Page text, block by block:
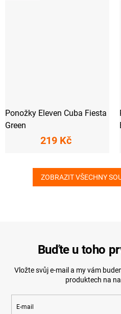
Ponožky Eleven Cuba Fiesta
Green
219 Kč
ZOBRAZIT VŠECHNY
Buďte u toho
Vložte svůj e-mail a my vám
produktech na
E-mail